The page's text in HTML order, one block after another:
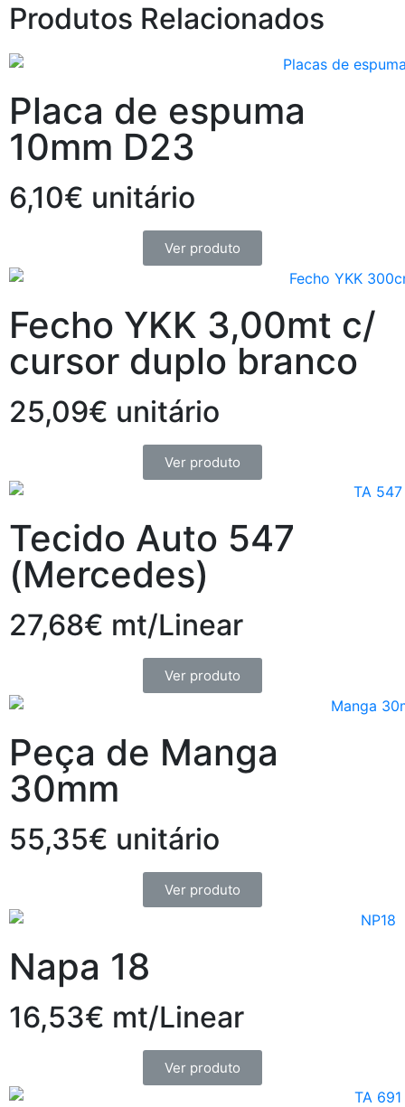
Produtos Relacionados
Placa de espuma
10mm D23
6,10€ unitário
Ver produto
Fecho YKK 3,00mt c/
cursor duplo branco
25,09€ unitário
Ver produto
Tecido Auto 547
(Mercedes)
27,68€ mt/Linear
Ver produto
Peça de Manga
30mm
55,35€ unitário
Ver produto
Napa 18
16,53€ mt/Linear
Ver produto